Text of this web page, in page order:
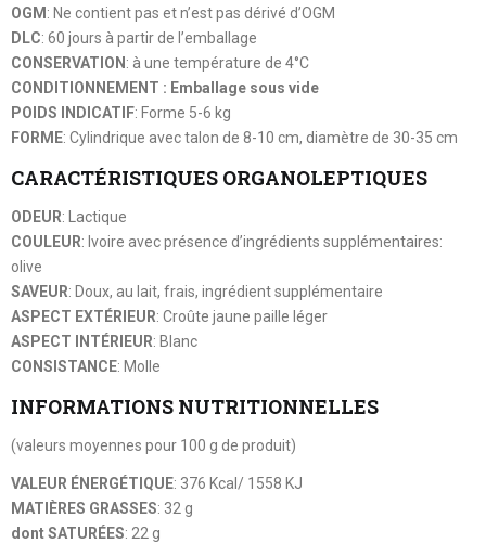
OGM : Ne contient pas et n’est pas dérivé d’OGM
DLC: 60 jours à partir de l’emballage
CONSERVATION : à une température de 4°C
CONDITIONNEMENT : Emballage sous vide
POIDS INDICATIF: Forme 5-6 kg
FORME: Cylindrique avec talon de 8-10 cm, diamètre de 30-35 cm
CARACTÉRISTIQUES ORGANOLEPTIQUES
ODEUR: Lactique
COULEUR: Ivoire avec présence d’ingrédients supplémentaires:
olive
SAVEUR: Doux, au lait, frais, ingrédient supplémentaire
ASPECT EXTÉRIEUR: Croûte jaune paille léger
ASPECT INTÉRIEUR: Blanc
CONSISTANCE: Molle
INFORMATIONS NUTRITIONNELLES
(valeurs moyennes pour 100 g de produit)
VALEUR ÉNERGÉTIQUE: 376 Kcal/ 1558 KJ
MATIÈRES GRASSES: 32 g
dont SATURÉES: 22 g